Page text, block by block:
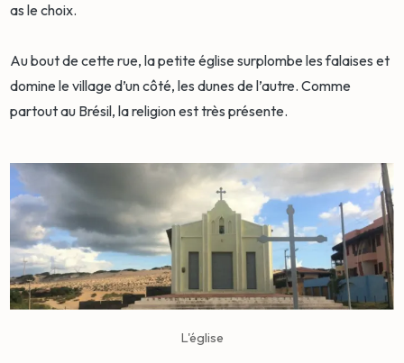
as le choix.
Au bout de cette rue, la petite église surplombe les falaises et
domine le village d’un côté, les dunes de l’autre. Comme
partout au Brésil, la religion est très présente.
L'église